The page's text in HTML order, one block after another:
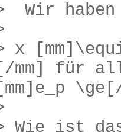
Wir haben
x
[/mm] für
[mm]e_p
Wie ist